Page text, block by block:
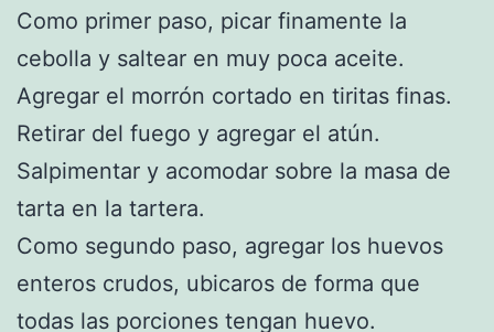
Como primer paso, picar finamente la
cebolla y saltear en muy poca aceite.
Agregar el morrón cortado en tiritas finas.
Retirar del fuego y agregar el atún.
Salpimentar y acomodar sobre la masa de
tarta en la tartera.
Como segundo paso, agregar los huevos
enteros crudos, ubicaros de forma que
todas las porciones tengan huevo.